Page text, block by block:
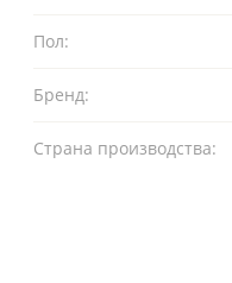
Пол:
Бренд:
Страна производства: